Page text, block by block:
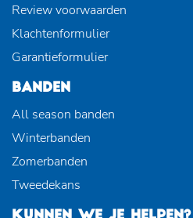
Review voorwaarden
Klachtenformulier
Garantieformulier
BANDEN
All season banden
Winterbanden
Zomerbanden
Tweedekans